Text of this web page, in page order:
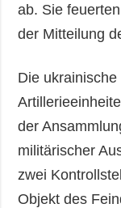
ab. Sie
der Mitteilung
Die
der
militärischer
zwei
Objekt des